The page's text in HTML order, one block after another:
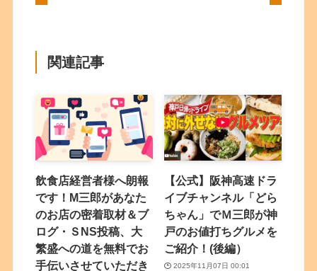
関連記事
飲食店経営者様へ朗報
です！M三郎があなた
のお店の密着取材＆ブ
ログ・ＳNS投稿、大
繁盛への道を無料でお
手伝いさせていただき
【公式】阪神高速ドラ
イブチャンネル「どら
ちゃん」でＭ三郎が神
戸のお値打ちグルメを
ご紹介！(後編）
2025年11月07日 00:01